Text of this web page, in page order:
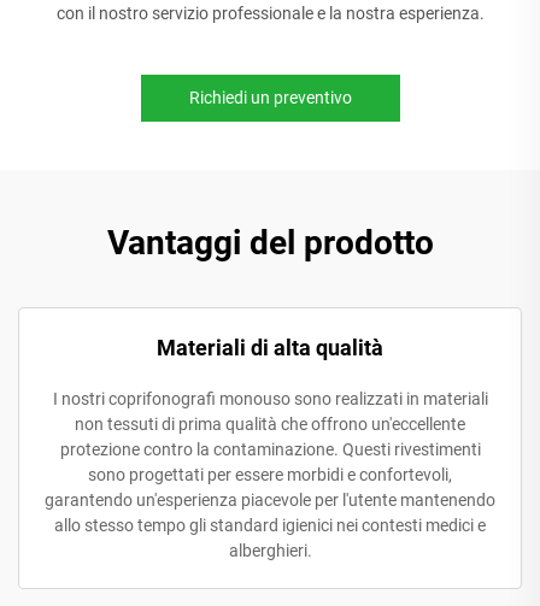
con il nostro servizio professionale e la nostra esperienza.
Richiedi un preventivo
Vantaggi del prodotto
Materiali di alta qualità
I nostri coprifonografi monouso sono realizzati in materiali
non tessuti di prima qualità che offrono un'eccellente
protezione contro la contaminazione. Questi rivestimenti
sono progettati per essere morbidi e confortevoli,
garantendo un'esperienza piacevole per l'utente mantenendo
allo stesso tempo gli standard igienici nei contesti medici e
alberghieri.